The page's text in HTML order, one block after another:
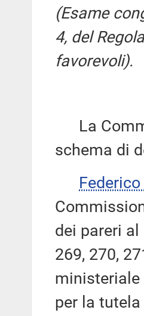
(Esame
4, del
favorevoli).
La
schema di
dei pareri al
269, 270,
ministeriale
per la